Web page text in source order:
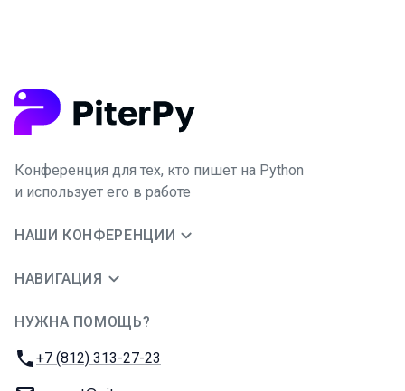
Конференция для тех, кто пишет на Python
и использует его в работе
НАШИ КОНФЕРЕНЦИИ
НАВИГАЦИЯ
НУЖНА ПОМОЩЬ?
Телефон:
+7 (812) 313-27-23